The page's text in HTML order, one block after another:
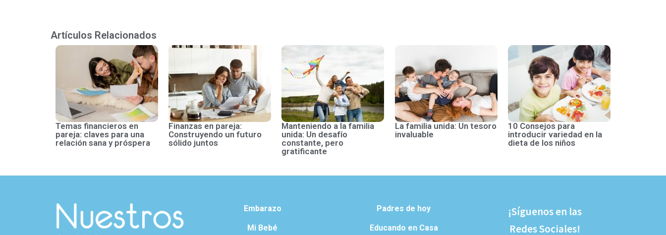
Artículos Relacionados
Temas financieros en
pareja: claves para una
relación sana y próspera
Finanzas en pareja:
Construyendo un futuro
sólido juntos
Manteniendo a la familia
unida: Un desafío
constante, pero
gratificante
La familia unida: Un tesoro
invaluable
10 Consejos para
introducir variedad en la
dieta de los niños
Embarazo
Mi Bebé
Padres de hoy
Educando en Casa
¡Síguenos en las
Redes Sociales!